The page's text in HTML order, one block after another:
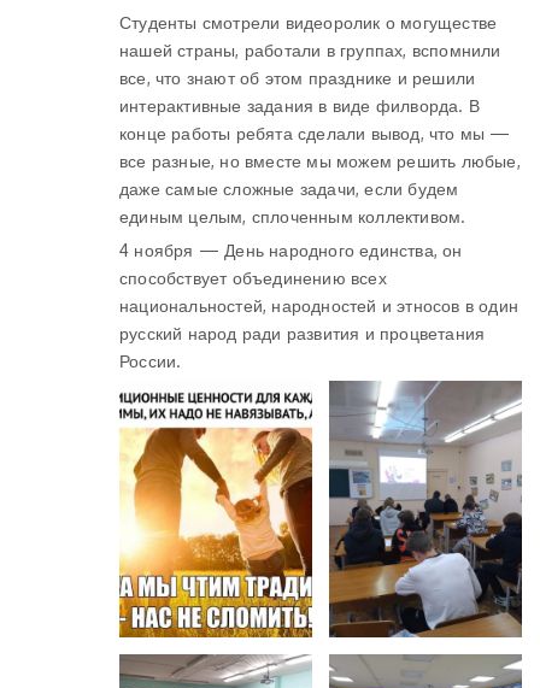
Студенты смотрели видеоролик о могуществе
нашей страны, работали в группах, вспомнили
все, что знают об этом празднике и решили
интерактивные задания в виде филворда. В
конце работы ребята сделали вывод, что мы —
все разные, но вместе мы можем решить любые,
даже самые сложные задачи, если будем
единым целым, сплоченным коллективом.
4 ноября — День народного единства, он
способствует объединению всех
национальностей, народностей и этносов в один
русский народ ради развития и процветания
России.